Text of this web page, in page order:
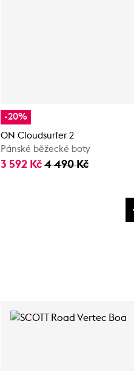
-20%
ON Cloudsurfer 2
Pánské běžecké boty
3 592 Kč 4 490 Kč